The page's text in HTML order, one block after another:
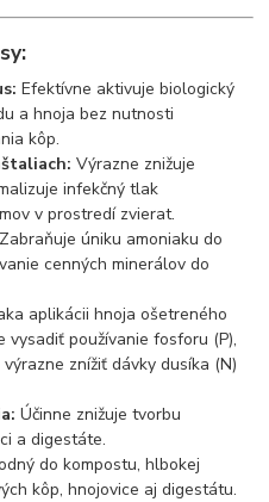
Efektívne aktivuje biologický
a hnoja bez nutnosti
kôp.
Výrazne znižuje
infekčný tlak
v prostredí zvierat.
Zabraňuje úniku amoniaku do
cenných minerálov do
aplikácii hnoja ošetreného
používanie fosforu (P),
znížiť dávky dusíka (N)
Účinne znižuje tvorbu
a digestáte.
do kompostu, hlbokej
kôp, hnojovice aj digestátu.